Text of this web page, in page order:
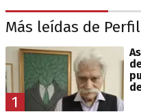
Más leídas de Perfil
1